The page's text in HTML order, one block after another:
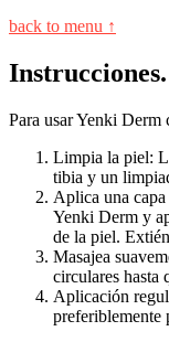
back to menu ↑
Para usar Yenki Derm
Limpia la piel:
tibia y un
Aplica una
Yenki Derm y
de la piel.
Masajea
circulares hasta
Aplicación
preferiblemente